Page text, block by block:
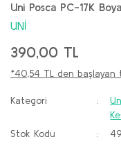
Uni Posca PC-17K
UNİ
390,00 TL
*40,54 TL den başlayan
Kategori
Stok Kodu